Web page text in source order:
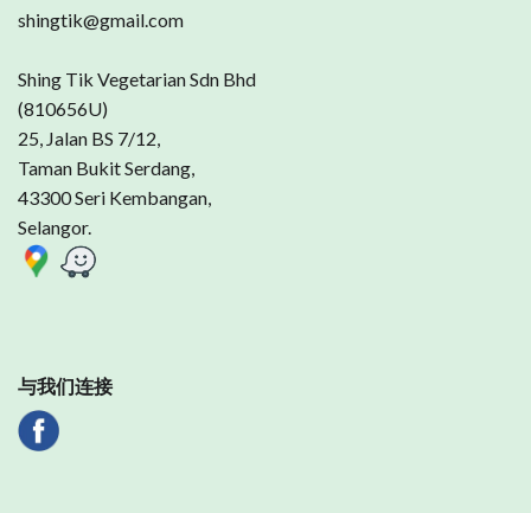
shingtik@gmail.com
Shing Tik Vegetarian Sdn Bhd
(810656U)
25, Jalan BS 7/12,
Taman Bukit Serdang,
43300 Seri Kembangan,
Selangor.
与我们连接